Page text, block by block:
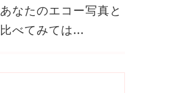
あなたのエコー写真と
比べてみては...